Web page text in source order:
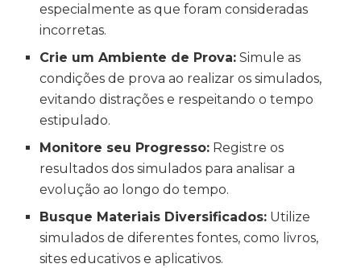
especialmente as que foram consideradas
incorretas.
Crie um Ambiente de Prova: Simule as
condições de prova ao realizar os simulados,
evitando distrações e respeitando o tempo
estipulado.
Monitore seu Progresso: Registre os
resultados dos simulados para analisar a
evolução ao longo do tempo.
Busque Materiais Diversificados: Utilize
simulados de diferentes fontes, como livros,
sites educativos e aplicativos.